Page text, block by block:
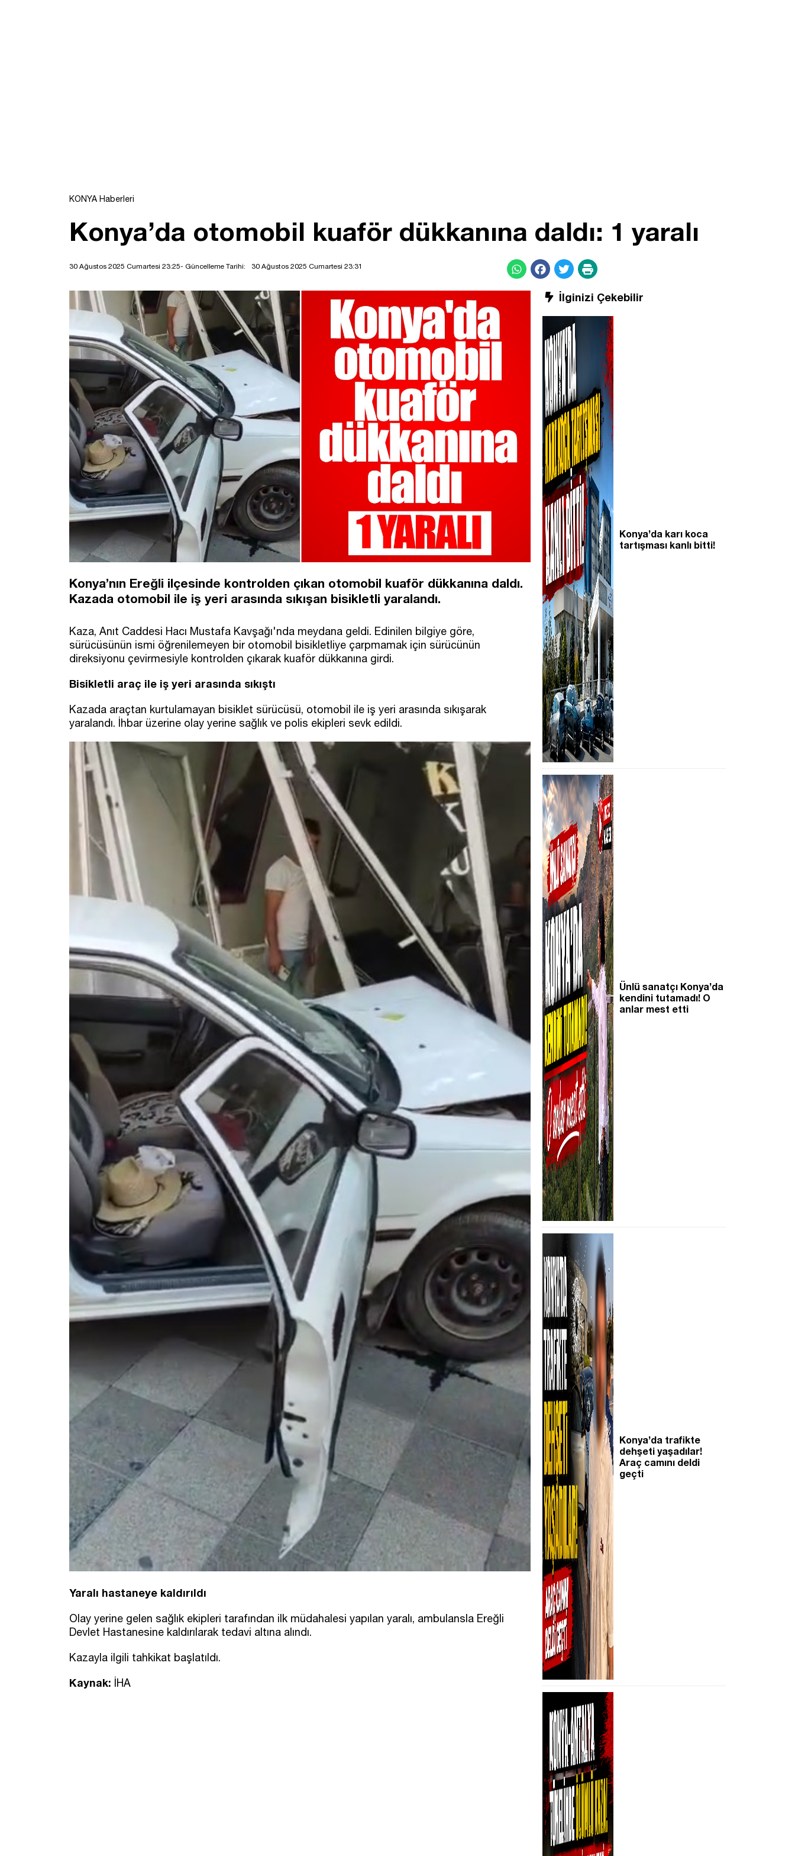
KONYA Haberleri
Konya’da otomobil kuaför dükkanına daldı: 1 yaralı
30 Ağustos 2025 Cumartesi 23:25- Güncelleme Tarihi: 30 Ağustos 2025 Cumartesi 23:31
Konya’nın Ereğli ilçesinde kontrolden çıkan otomobil kuaför dükkanına daldı.
Kazada otomobil ile iş yeri arasında sıkışan bisikletli yaralandı.
Kaza, Anıt Caddesi Hacı Mustafa Kavşağı'nda meydana geldi. Edinilen bilgiye göre,
sürücüsünün ismi öğrenilemeyen bir otomobil bisikletliye çarpmamak için sürücünün
direksiyonu çevirmesiyle kontrolden çıkarak kuaför dükkanına girdi.
Bisikletli araç ile iş yeri arasında sıkıştı
Kazada araçtan kurtulamayan bisiklet sürücüsü, otomobil ile iş yeri arasında sıkışarak
yaralandı. İhbar üzerine olay yerine sağlık ve polis ekipleri sevk edildi.
Yaralı hastaneye kaldırıldı
Olay yerine gelen sağlık ekipleri tarafından ilk müdahalesi yapılan yaralı, ambulansla Ereğli
Devlet Hastanesine kaldırılarak tedavi altına alındı.
Kazayla ilgili tahkikat başlatıldı.
Kaynak: İHA
İlginizi Çekebilir
Konya’da karı koca
tartışması kanlı bitti!
Ünlü sanatçı Konya’da
kendini tutamadı! O
anlar mest etti
Konya’da trafikte
dehşeti yaşadılar!
Araç camını deldi
geçti